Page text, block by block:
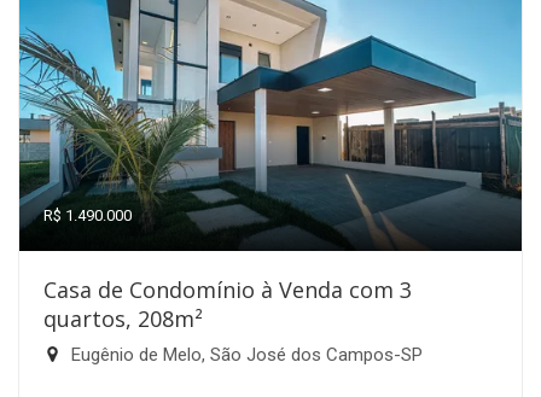
R$ 1.490.000
Casa de Condomínio à Venda com 3
quartos, 208m²
Eugênio de Melo, São José dos Campos-SP